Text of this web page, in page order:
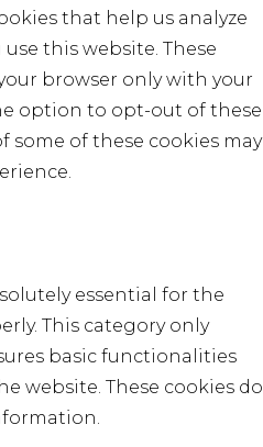
that help us analyze
this website. These
browser only with your
option to opt-out of these
some of these cookies may
essential for the
This category only
basic functionalities
website. These cookies do